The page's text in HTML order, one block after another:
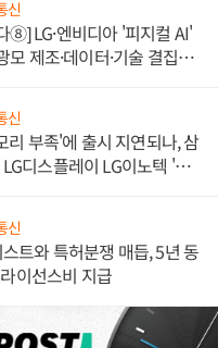
신
⑧] LG·엔비디아 '피지컬 AI'
모 제조·데이터·기술 결집
신
리 부족'에 출시 지연되나, 삼
디스플레이 LG이노텍 '탈
신
트와 특허분쟁 매듭, 5년 동
이선스비 지급